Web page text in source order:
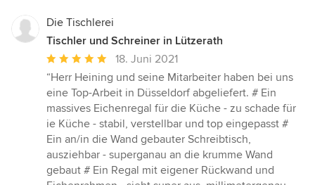
Die Tischlerei
Tischler und Schreiner in Lützerath
Durchschnittliche
Bewertung:
5
von
5
Sternen
18. Juni 2021
“Herr Heining und seine Mitarbeiter haben bei uns
eine Top-Arbeit in Düsseldorf abgeliefert. # Ein
massives Eichenregal für die Küche - zu schade für
ie Küche - stabil, verstellbar und top eingepasst #
Ein an/in die Wand gebauter Schreibtisch,
ausziehbar - superganau an die krumme Wand
gebaut # Ein Regal mit eigener Rückwand und